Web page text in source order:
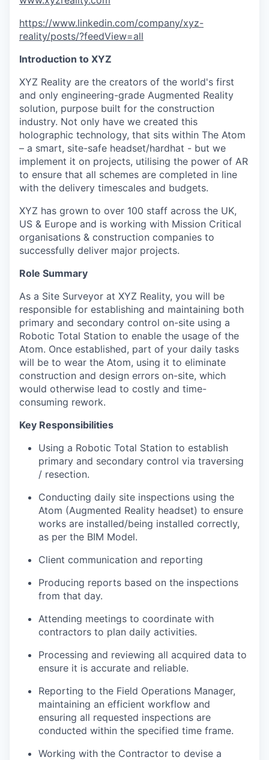
https://www.linkedin.com/company/xyz-
reality/posts/?feedView=all
Introduction to XYZ
XYZ Reality are the creators of the world's first
and only engineering-grade Augmented Reality
solution, purpose built for the construction
industry. Not only have we created this
holographic technology, that sits within The Atom
– a smart, site-safe headset/hardhat - but we
implement it on projects, utilising the power of AR
to ensure that all schemes are completed in line
with the delivery timescales and budgets.
XYZ has grown to over 100 staff across the UK,
US & Europe and is working with Mission Critical
organisations & construction companies to
successfully deliver major projects.
Role Summary
As a Site Surveyor at XYZ Reality, you will be
responsible for establishing and maintaining both
primary and secondary control on-site using a
Robotic Total Station to enable the usage of the
Atom. Once established, part of your daily tasks
will be to wear the Atom, using it to eliminate
construction and design errors on-site, which
would otherwise lead to costly and time-
consuming rework.
Key Responsibilities
Using a Robotic Total Station to establish
primary and secondary control via traversing
/ resection.
Conducting daily site inspections using the
Atom (Augmented Reality headset) to ensure
works are installed/being installed correctly,
as per the BIM Model.
Client communication and reporting
Producing reports based on the inspections
from that day.
Attending meetings to coordinate with
contractors to plan daily activities.
Processing and reviewing all acquired data to
ensure it is accurate and reliable.
Reporting to the Field Operations Manager,
maintaining an efficient workflow and
ensuring all requested inspections are
conducted within the specified time frame.
Working with the Contractor to devise a